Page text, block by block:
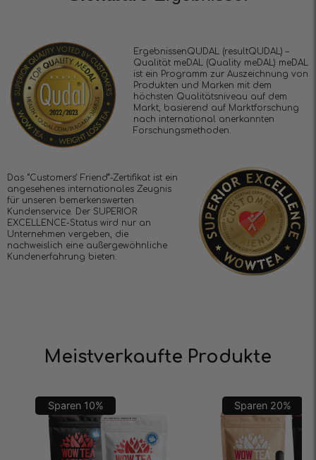
ErgebnissenQUDAL (resultQUDAL) –
Qualität meDAL (Quality meDAL) meDAL
ist ein Programm zur Auszeichnung von
Produkten und Marken mit dem
höchsten Qualitätsniveau auf dem
Markt, basierend auf Marktforschung
nach international anerkannten
Forschungsmethoden.
Das “Customers’ Friend”-Zertifikat ist ein
angesehenes internationales Zeugnis
für unseren bemerkenswerten
Kundenservice. Der SUPERIOR
EXCELLENCE-Status wird nur an
Unternehmen vergeben, die
nachweislich eine außergewöhnliche
Kundenerfahrung bieten.
Meistverkaufte Produkte
Sparen 10% Sparen 20%